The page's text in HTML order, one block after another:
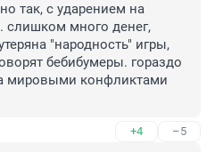
так, с ударением на
слишком много денег,
"народность" игры,
бебибумеры. гораздо
мировыми конфликтами
+4 –5